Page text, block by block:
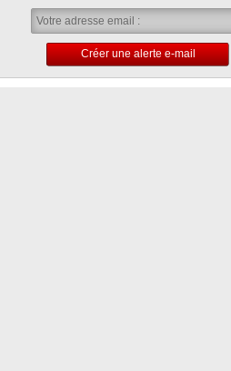
Créer une alerte e-mail